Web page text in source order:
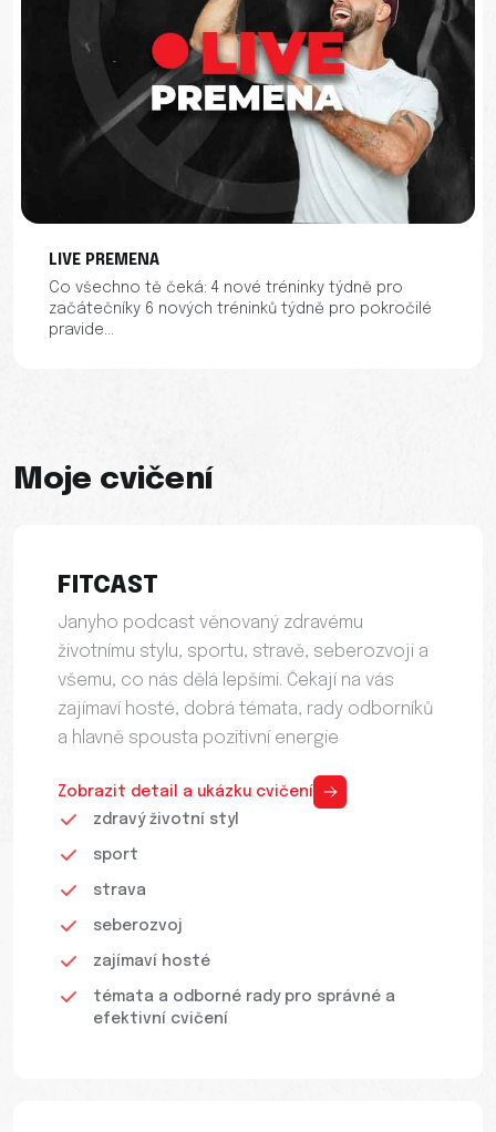
LIVE PREMENA
Co všechno tě čeká: 4 nové tréninky týdně pro
začátečníky 6 nových tréninků týdně pro pokročilé
pravide...
Moje cvičení
FITCAST
Janyho podcast věnovaný zdravému
životnímu stylu, sportu, stravě, seberozvoji a
všemu, co nás dělá lepšími. Čekají na vás
zajímaví hosté, dobrá témata, rady odborníků
a hlavně spousta pozitivní energie
Zobrazit detail a ukázku cvičení
zdravý životní styl
sport
strava
seberozvoj
zajímaví hosté
témata a odborné rady pro správné a
efektivní cvičení